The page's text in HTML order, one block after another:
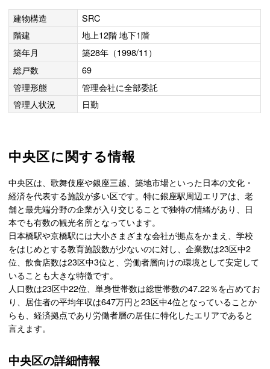
建物構造
SRC
階建
地上12階 地下1階
築年月
築28年（1998/11）
総戸数
69
管理形態
管理会社に全部委託
管理人状況
日勤
中央区に関する情報
中央区は、歌舞伎座や銀座三越、築地市場といった日本の文化・
経済を代表する施設が多い区です。特に銀座駅周辺エリアは、老
舗と最先端分野の企業が入り交じることで独特の情緒があり、日
本でも有数の観光名所となっています。
日本橋駅や京橋駅には大小さまざまな会社が拠点をかまえ、学校
をはじめとする教育施設数が少ないのに対し、企業数は23区中2
位、飲食店数は23区中3位と、労働者層向けの環境として安定して
いることも大きな特徴です。
人口数は23区中22位、単身世帯数は総世帯数の47.22％を占めてお
り、居住者の平均年収は647万円と23区中4位となっていることか
らも、経済拠点であり労働者層の居住に特化したエリアであると
言えます。
中央区の詳細情報